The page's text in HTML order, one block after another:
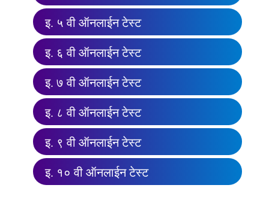
इ. ५ वी ऑनलाईन टेस्ट
इ. ६ वी ऑनलाईन टेस्ट
इ. ७ वी ऑनलाईन टेस्ट
इ. ८ वी ऑनलाईन टेस्ट
इ. ९ वी ऑनलाईन टेस्ट
इ. १० वी ऑनलाईन टेस्ट